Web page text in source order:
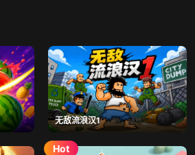
无敌流浪汉1